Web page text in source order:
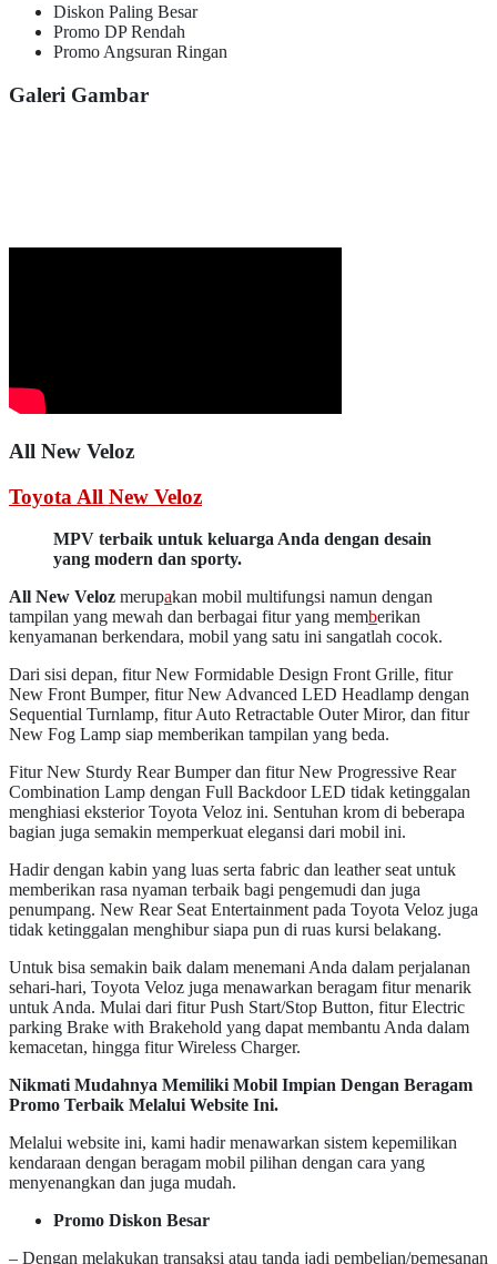
Diskon Paling Besar
Promo DP Rendah
Promo Angsuran Ringan
Galeri Gambar
All New Veloz
Toyota All New Veloz
MPV terbaik untuk keluarga Anda dengan desain
yang modern dan sporty.
All New Veloz merupakan mobil multifungsi namun dengan
tampilan yang mewah dan berbagai fitur yang memberikan
kenyamanan berkendara, mobil yang satu ini sangatlah cocok.
Dari sisi depan, fitur New Formidable Design Front Grille, fitur
New Front Bumper, fitur New Advanced LED Headlamp dengan
Sequential Turnlamp, fitur Auto Retractable Outer Miror, dan fitur
New Fog Lamp siap memberikan tampilan yang beda.
Fitur New Sturdy Rear Bumper dan fitur New Progressive Rear
Combination Lamp dengan Full Backdoor LED tidak ketinggalan
menghiasi eksterior Toyota Veloz ini. Sentuhan krom di beberapa
bagian juga semakin memperkuat elegansi dari mobil ini.
Hadir dengan kabin yang luas serta fabric dan leather seat untuk
memberikan rasa nyaman terbaik bagi pengemudi dan juga
penumpang. New Rear Seat Entertainment pada Toyota Veloz juga
tidak ketinggalan menghibur siapa pun di ruas kursi belakang.
Untuk bisa semakin baik dalam menemani Anda dalam perjalanan
sehari-hari, Toyota Veloz juga menawarkan beragam fitur menarik
untuk Anda. Mulai dari fitur Push Start/Stop Button, fitur Electric
parking Brake with Brakehold yang dapat membantu Anda dalam
kemacetan, hingga fitur Wireless Charger.
Nikmati Mudahnya Memiliki Mobil Impian Dengan Beragam
Promo Terbaik Melalui Website Ini.
Melalui website ini, kami hadir menawarkan sistem kepemilikan
kendaraan dengan beragam mobil pilihan dengan cara yang
menyenangkan dan juga mudah.
Promo Diskon Besar
– Dengan melakukan transaksi atau tanda jadi pembelian/pemesanan